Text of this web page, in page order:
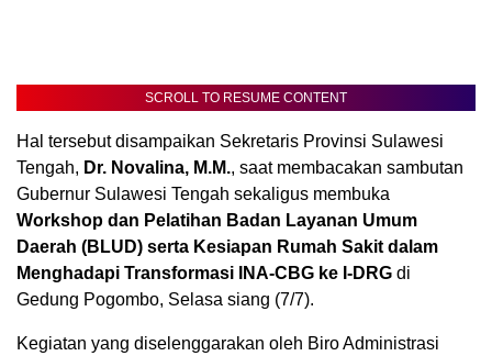
SCROLL TO RESUME CONTENT
Hal tersebut disampaikan Sekretaris Provinsi Sulawesi
Tengah, Dr. Novalina, M.M., saat membacakan sambutan
Gubernur Sulawesi Tengah sekaligus membuka
Workshop dan Pelatihan Badan Layanan Umum
Daerah (BLUD) serta Kesiapan Rumah Sakit dalam
Menghadapi Transformasi INA-CBG ke I-DRG di
Gedung Pogombo, Selasa siang (7/7).
Kegiatan yang diselenggarakan oleh Biro Administrasi